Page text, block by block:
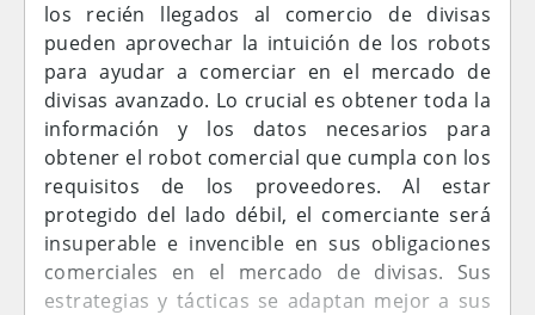
los recién llegados al comercio de divisas
pueden aprovechar la intuición de los robots
para ayudar a comerciar en el mercado de
divisas avanzado. Lo crucial es obtener toda la
información y los datos necesarios para
obtener el robot comercial que cumpla con los
requisitos de los proveedores. Al estar
protegido del lado débil, el comerciante será
insuperable e invencible en sus obligaciones
comerciales en el mercado de divisas. Sus
estrategias y tácticas se adaptan mejor a sus